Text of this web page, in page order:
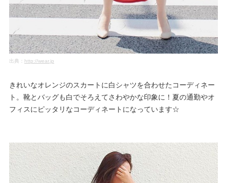
出典： http://wear.jp
きれいなオレンジのスカートに白シャツを合わせたコーディネー
ト。靴とバッグも白でそろえてさわやかな印象に！夏の通勤やオ
フィスにピッタリなコーディネートになっています☆